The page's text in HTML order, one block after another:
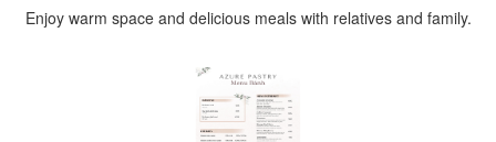
Enjoy warm space and delicious meals with relatives and family.